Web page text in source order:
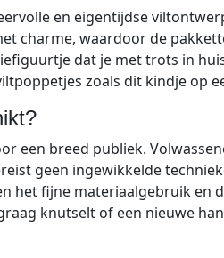
en eigentijdse
charme, waardoor de
dat je met trots in
zoals dit kindje op
een breed publiek.
geen ingewikkelde
het fijne materiaalgebruik
knutselt of een nieuwe